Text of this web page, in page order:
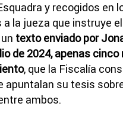
y recogidos en
a la jueza que instruye
texto enviado por
de 2024, apenas
, que la Fiscalía
apuntalan su tesis
ambos.